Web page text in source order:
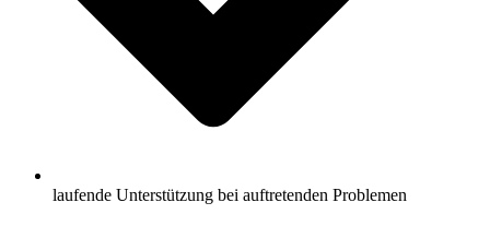
laufende Unterstützung bei auftretenden Problemen